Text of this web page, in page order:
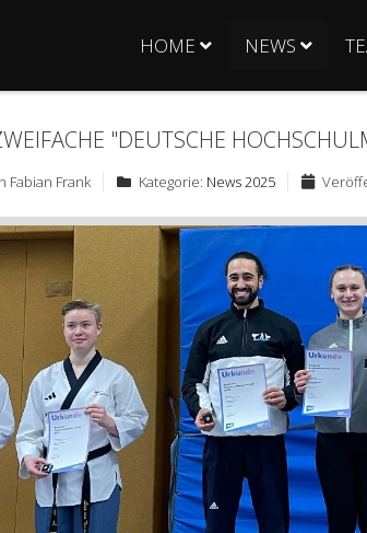
HOME NEWS
"DEUTSCHE
Fabian Frank Kategorie: News 2025